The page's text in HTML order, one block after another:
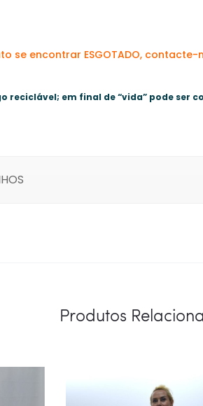
se encontrar ESGOTADO,
reciclável; em final de “vida” pode ser
Produtos